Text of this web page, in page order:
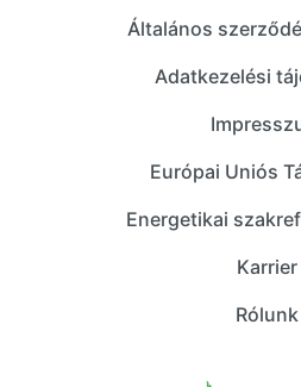
Általános
Adatkezelési
Európai Uniós
Energetikai
Karrier
Rólunk